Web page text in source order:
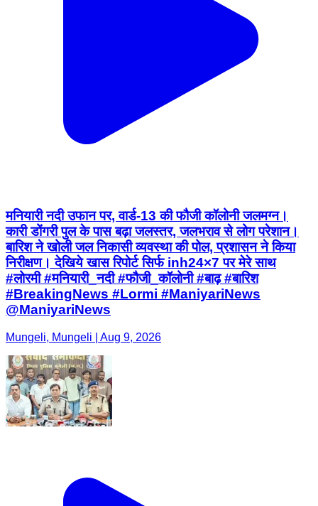
मनियारी नदी उफान पर, वार्ड-13 की फौजी कॉलोनी जलमग्न।
कारी डोंगरी पुल के पास बढ़ा जलस्तर, जलभराव से लोग परेशान।
बारिश ने खोली जल निकासी व्यवस्था की पोल, प्रशासन ने किया
निरीक्षण। देखिये खास रिपोर्ट सिर्फ inh24×7 पर मेरे साथ
#लोरमी #मनियारी_नदी #फौजी_कॉलोनी #बाढ़ #बारिश
#BreakingNews #Lormi #ManiyariNews
@ManiyariNews
Mungeli, Mungeli | Aug 9, 2026